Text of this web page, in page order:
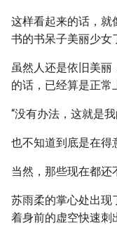
这样看起来的话，就
书的书呆子美丽少女
虽然人还是依旧美丽
的话，已经算是正常
“没有办法，这就是
也不知道到底是在得
当然，那些现在都还
苏雨柔的掌心处出现
着身前的虚空快速刺